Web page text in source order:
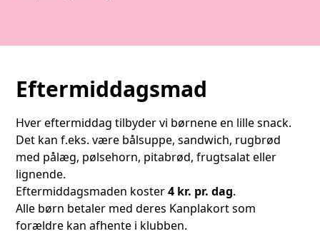
Eftermiddagsmad
Hver eftermiddag tilbyder vi børnene en lille snack.
Det kan f.eks. være bålsuppe, sandwich, rugbrød
med pålæg, pølsehorn, pitabrød, frugtsalat eller
lignende.
Eftermiddagsmaden koster4 kr. pr. dag.
Alle børn betaler med deres Kanplakort som
forældre kan afhente i klubben.